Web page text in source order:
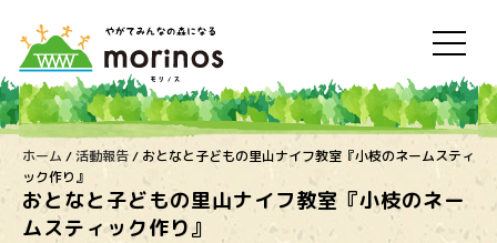
ホーム /活動報告/ おとなと子どもの里山ナイフ教室『小枝のネームスティ
ック作り』
おとなと子どもの里山ナイフ教室『小枝のネー
ムスティック作り』